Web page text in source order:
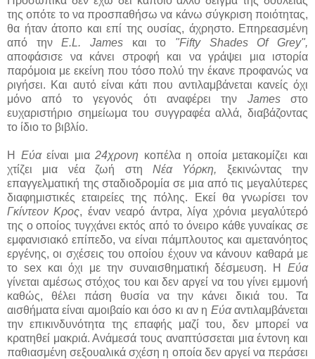
της οπότε το να προσπαθήσω να κάνω σύγκριση ποιότητας,
θα ήταν άτοπο και επί της ουσίας, άχρηστο. Επηρεασμένη
από τηνE.L. James και το "Fifty Shades Of Grey",
αποφάσισε να κάνει στροφή και να γράψει μια ιστορία
παρόμοια με εκείνη που τόσο πολύ την έκανε προφανώς να
ριγήσει. Και αυτό είναι κάτι που αντιλαμβάνεται κανείς όχι
μόνο από το γεγονός ότι αναφέρει την Jamesστο
ευχαριστήριο σημείωμα του συγγραφέα αλλά, διαβάζοντας
το ίδιο το βιβλίο.
Η Εύαείναι μια24χρονη κοπέλα η οποία μετακομίζει και
χτίζει μια νέα ζωή στη Νέα Υόρκη, ξεκινώντας την
επαγγελματική της σταδιοδρομία σε μια από τις μεγαλύτερες
διαφημιστικές εταιρείες της πόλης. Εκεί θα γνωρίσει τον
Γκίντεον Κρος, έναν νεαρό άντρα, λίγα χρόνια μεγαλύτερό
της ο οποίος τυγχάνει εκτός από το όνειρο κάθε γυναίκας σε
εμφανισιακό επίπεδο, να είναι πάμπλουτος και αμετανόητος
εργένης, οι σχέσεις του οποίου έχουν να κάνουν καθαρά με
το sex και όχι με την συναισθηματική δέσμευση. Η Εύα
γίνεται αμέσως στόχος του και δεν αργεί να του γίνει εμμονή
καθώς, θέλει πάση θυσία να την κάνει δικιά του. Τα
αισθήματα είναι αμοιβαίο και όσο κι αν η Εύααντιλαμβάνεται
την επικινδυνότητα της επαφής μαζί του, δεν μπορεί να
κρατηθεί μακριά. Ανάμεσά τους αναπτύσσεται μια έντονη και
παθιασμένη σεξουαλικά σχέση η οποία δεν αργεί να περάσει